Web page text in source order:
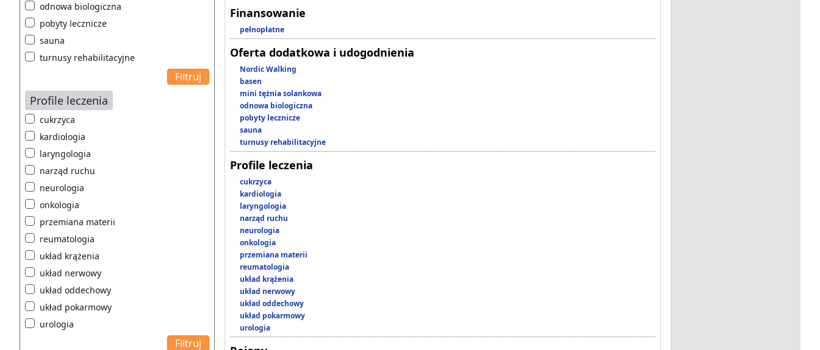
odnowa biologiczna
pobyty lecznicze
sauna
turnusy rehabilitacyjne
Profile leczenia
cukrzyca
kardiologia
laryngologia
narząd ruchu
neurologia
onkologia
przemiana materii
reumatologia
układ krążenia
układ nerwowy
układ oddechowy
układ pokarmowy
urologia
Finansowanie
pełnopłatne
Oferta dodatkowa i udogodnienia
Nordic Walking
basen
mini tężnia solankowa
odnowa biologiczna
pobyty lecznicze
sauna
turnusy rehabilitacyjne
Profile leczenia
cukrzyca
kardiologia
laryngologia
narząd ruchu
neurologia
onkologia
przemiana materii
reumatologia
układ krążenia
układ nerwowy
układ oddechowy
układ pokarmowy
urologia